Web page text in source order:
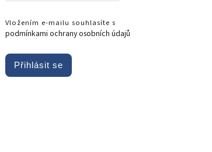
Vložením e-mailu souhlasíte s
podmínkami ochrany osobních údajů
Přihlásit se